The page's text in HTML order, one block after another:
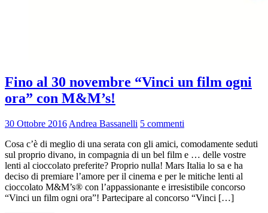
Fino al 30 novembre “Vinci un film ogni
ora” con M&M’s!
30 Ottobre 2016 Andrea Bassanelli 5 commenti
Cosa c’è di meglio di una serata con gli amici, comodamente seduti
sul proprio divano, in compagnia di un bel film e … delle vostre
lenti al cioccolato preferite? Proprio nulla! Mars Italia lo sa e ha
deciso di premiare l’amore per il cinema e per le mitiche lenti al
cioccolato M&M’s® con l’appassionante e irresistibile concorso
“Vinci un film ogni ora”! Partecipare al concorso “Vinci […]